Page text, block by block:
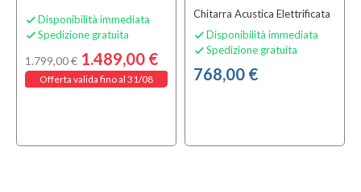
 Disponibilità immediata
 Spedizione gratuita
1.799,00 € 1.489,00 €
Offerta valida fino al 31/08
Chitarra Acustica Elettrificata
 Disponibilità immediata
 Spedizione gratuita
768,00 €